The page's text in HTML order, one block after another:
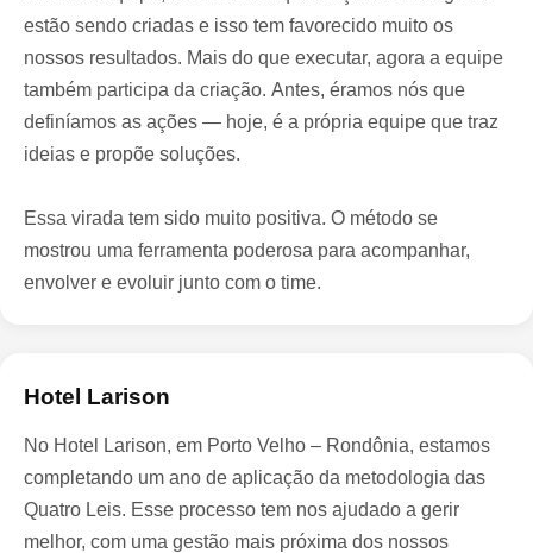
estão sendo criadas e isso tem favorecido muito os
nossos resultados. Mais do que executar, agora a equipe
também participa da criação. Antes, éramos nós que
definíamos as ações — hoje, é a própria equipe que traz
ideias e propõe soluções.
Essa virada tem sido muito positiva. O método se
mostrou uma ferramenta poderosa para acompanhar,
envolver e evoluir junto com o time.
Hotel Larison
No Hotel Larison, em Porto Velho – Rondônia, estamos
completando um ano de aplicação da metodologia das
Quatro Leis. Esse processo tem nos ajudado a gerir
melhor, com uma gestão mais próxima dos nossos